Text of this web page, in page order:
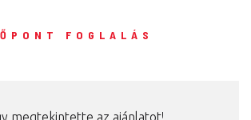
FOGLALÁS
megtekintette az ajánlatot!